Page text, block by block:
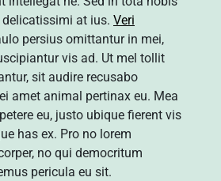
at ius. Veri
persius omittantur in mei,
vis ad. Ut mel tollit
sit audire recusabo
amet animal pertinax eu. Mea
eu, justo ubique fierent vis
has ex. Pro no lorem
no qui democritum
pericula eu sit.